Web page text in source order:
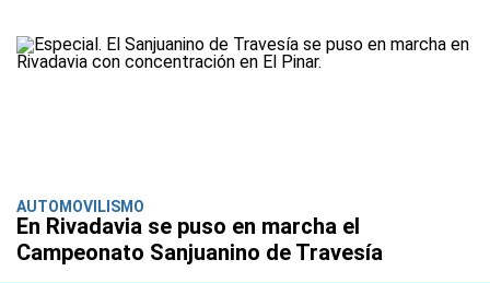
AUTOMOVILISMO
En Rivadavia se puso en marcha el
Campeonato Sanjuanino de Travesía